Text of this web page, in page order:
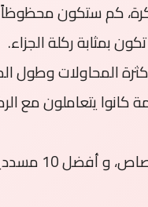
كم ستكون
بمثابة ركلة الجزاء.
المحاولات وطول
يتعاملون مع
سنقدم لكم في هذه